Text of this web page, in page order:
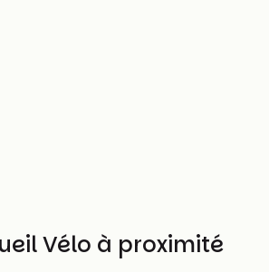
Vélo à proximité